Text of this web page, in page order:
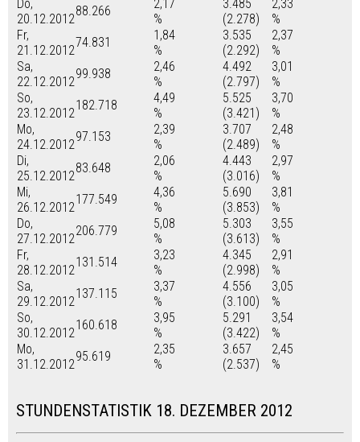
Do,
20.12.2012
88.266
2,17
%
3.485
(2.278)
2,33
%
Fr,
21.12.2012
74.831
1,84
%
3.535
(2.292)
2,37
%
Sa,
22.12.2012
99.938
2,46
%
4.492
(2.797)
3,01
%
So,
23.12.2012
182.718
4,49
%
5.525
(3.421)
3,70
%
Mo,
24.12.2012
97.153
2,39
%
3.707
(2.489)
2,48
%
Di,
25.12.2012
83.648
2,06
%
4.443
(3.016)
2,97
%
Mi,
26.12.2012
177.549
4,36
%
5.690
(3.853)
3,81
%
Do,
27.12.2012
206.779
5,08
%
5.303
(3.613)
3,55
%
Fr,
28.12.2012
131.514
3,23
%
4.345
(2.998)
2,91
%
Sa,
29.12.2012
137.115
3,37
%
4.556
(3.100)
3,05
%
So,
30.12.2012
160.618
3,95
%
5.291
(3.422)
3,54
%
Mo,
31.12.2012
95.619
2,35
%
3.657
(2.537)
2,45
%
STUNDENSTATISTIK 18. DEZEMBER 2012